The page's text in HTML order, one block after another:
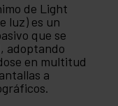
de Light
luz) es un
que se
adoptando
en multitud
a